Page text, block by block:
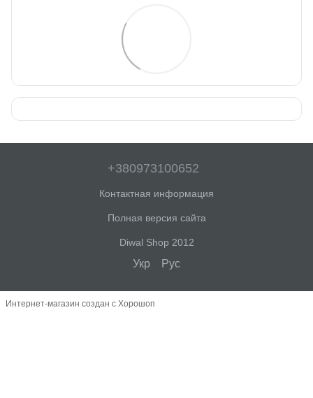
+380973100652
Контактная информация
Полная версия сайта
Diwal Shop 2012
Укр Рус
Интернет-магазин создан с Хорошоп